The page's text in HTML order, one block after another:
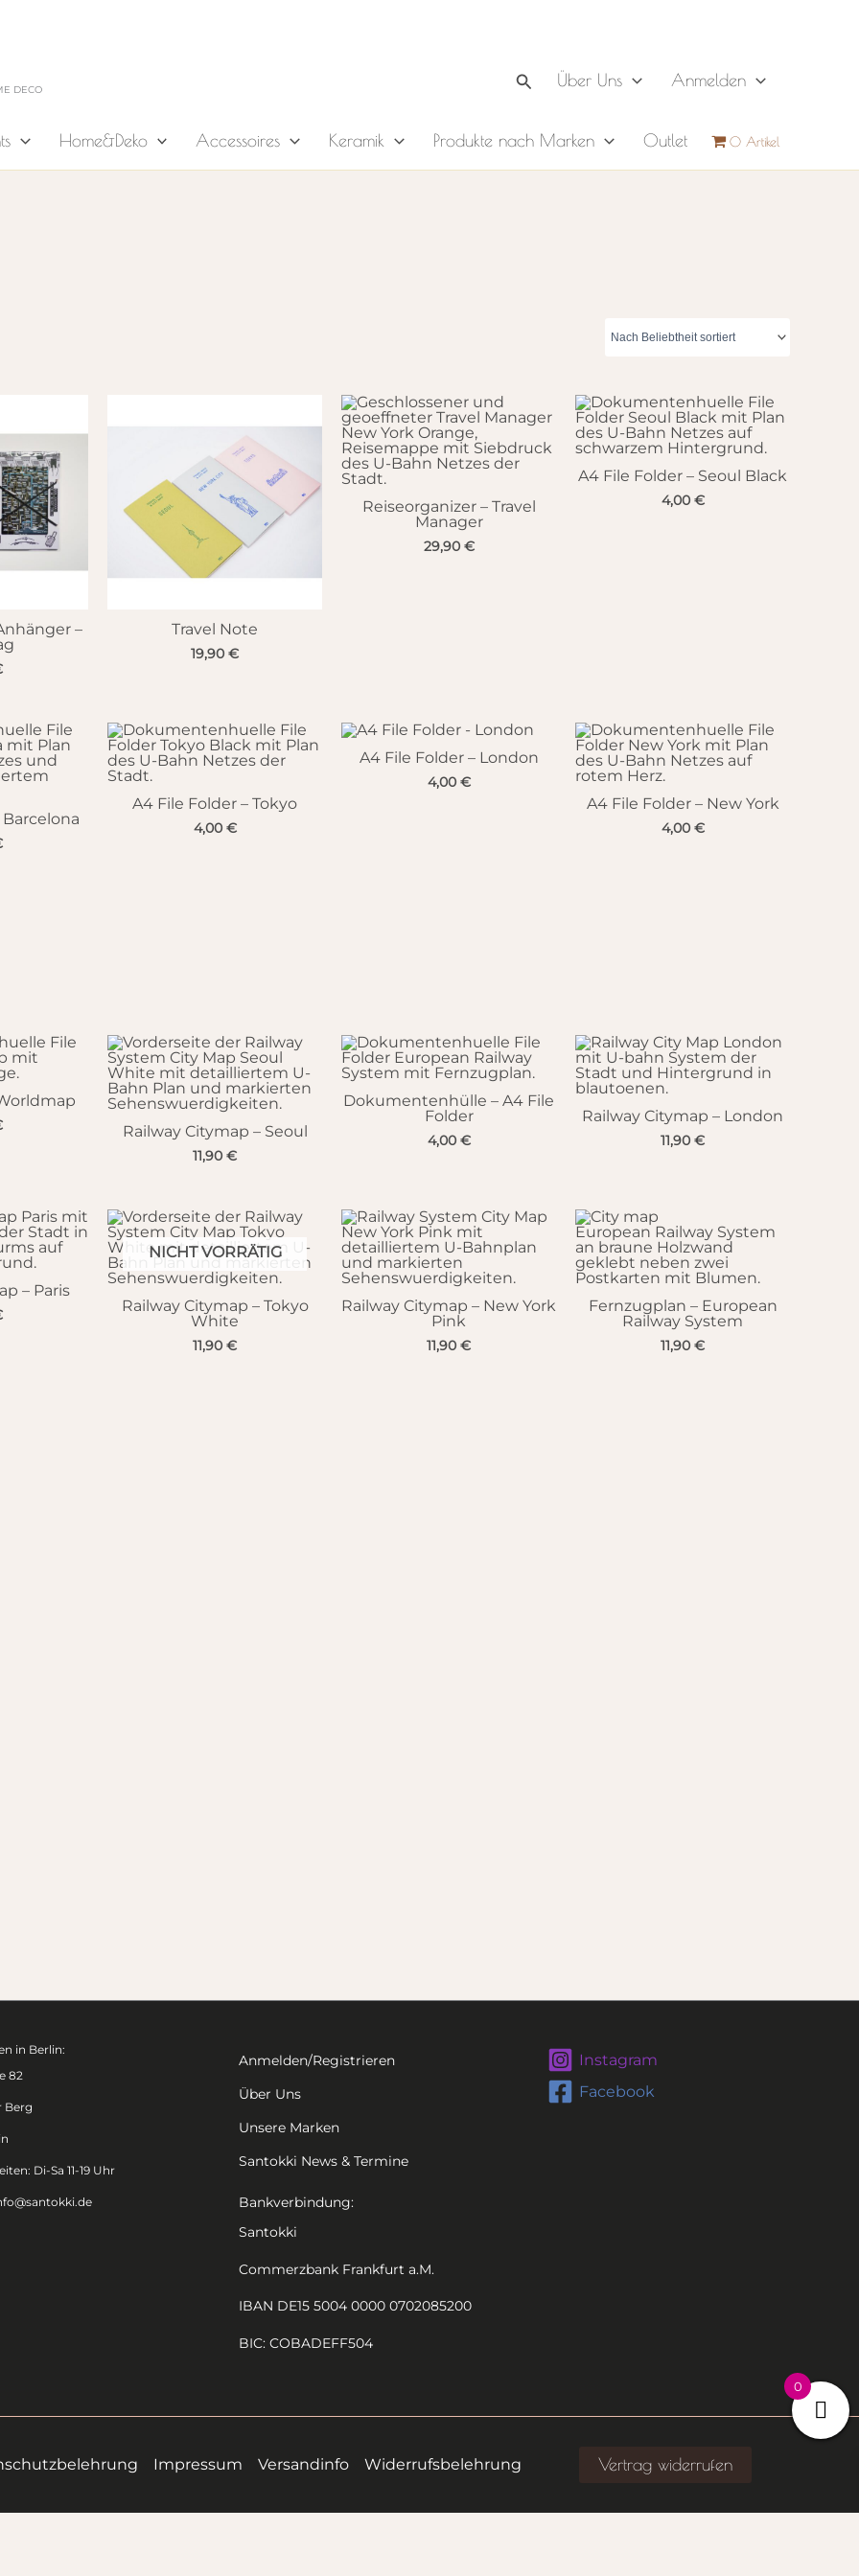
DECO Über Uns Anmelden
Home&Deko Accessoires Keramik Produkte nach Marken Outlet 0 Artikel
–
Travel Note
19,90 €
Reiseorganizer – Travel
Manager
29,90 €
A4 File Folder – Seoul Black
4,00 €
A4 File Folder – Tokyo
4,00 €
A4 File Folder – London
4,00 €
A4 File Folder – New York
4,00 €
Railway Citymap – Seoul
11,90 €
Dokumentenhülle – A4 File
Folder
4,00 €
Railway Citymap – London
11,90 €
– Paris
NICHT VORRÄTIG
Railway Citymap – Tokyo
White
11,90 €
Railway Citymap – New York
Pink
11,90 €
Fernzugplan – European
Railway System
11,90 €
in Berlin:
82
Berg
Di-Sa 11-19 Uhr
Anmelden/Registrieren
Über Uns
Unsere Marken
Santokki News & Termine
Bankverbindung:
Santokki
Commerzbank Frankfurt a.M.
IBAN DE15 5004 0000 0702085200
BIC: COBADEFF504
Instagram
Facebook
Impressum Versandinfo Widerrufsbelehrung Vertrag widerrufen
0